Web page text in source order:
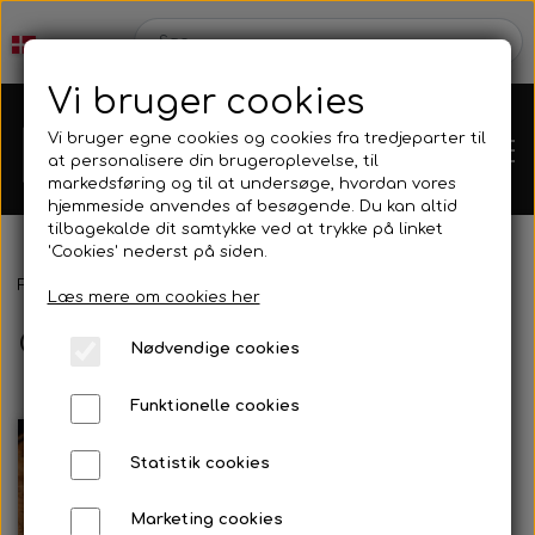
Webshop
Produkt Nyheder
Tilbud
Kleinsub
Billedgalleri
Forside
Grej Aften
Vi bruger cookies
Vi bruger egne cookies og cookies fra tredjeparter til
at personalisere din brugeroplevelse, til
markedsføring og til at undersøge, hvordan vores
hjemmeside anvendes af besøgende. Du kan altid
tilbagekalde dit samtykke ved at trykke på linket
'Cookies' nederst på siden.
Læs mere om cookies her
Nødvendige cookies
Funktionelle cookies
Statistik cookies
Marketing cookies